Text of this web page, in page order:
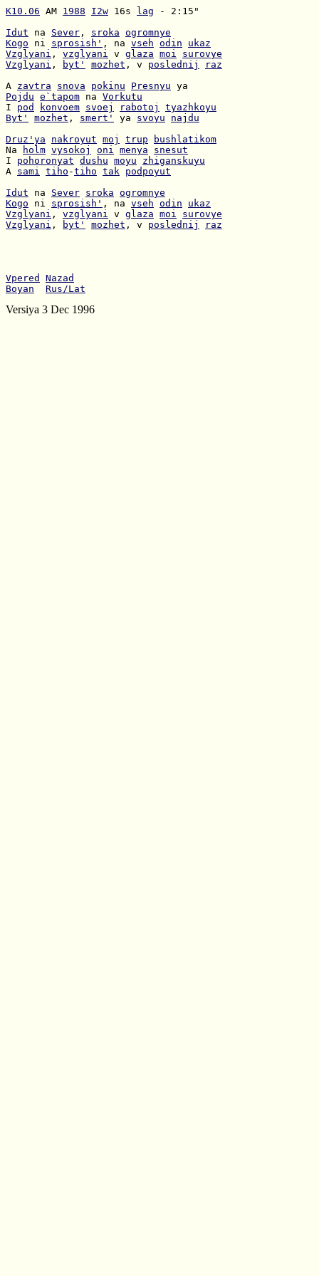
K10.06 AM 1988 I2w 16s lag - 2:15"
Idut na Sever , sroka ogromnye
Kogo ni sprosish' , na vseh odin
ukaz
Vzglyani , vzglyani v glaza moi
surovye
Vzglyani , byt' mozhet , v poslednij
raz
A zavtra snova pokinu Presnyu
Pojdu e`tapom na Vorkutu
I pod konvoem svoej rabotoj
tyazhkoyu
Byt'
mozhet , smert' ya svoyu
najdu
Druz'ya
nakroyut moj trup
bushlatikom
Na
holm vysokoj oni menya
snesut
I pohoronyat dushu moyu
zhiganskuyu
A sami tiho -tiho tak podpoyut
Idut na Sever sroka ogromnye
Kogo ni sprosish' , na vseh odin
ukaz
Vzglyani , vzglyani v glaza moi
surovye
Vzglyani , byt' mozhet , v poslednij raz
Vpered
Nazad
Boyan
Rus/Lat
Versiya 3 Dec 1996